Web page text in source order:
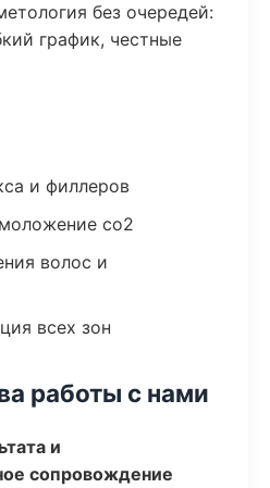
без очередей:
график, честные
и филлеров
co2
волос и
всех зон
работы с нами
и
сопровождение